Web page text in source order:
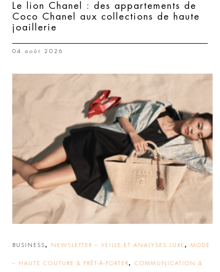
Le lion Chanel : des appartements de
Coco Chanel aux collections de haute
joaillerie
04 août 2026
BUSINESS, NEWSLETTER – VEILLE ET ANALYSES LUXE , MODE
– HAUTE COUTURE & PRÊT-À-PORTER, COMMUNICATION &